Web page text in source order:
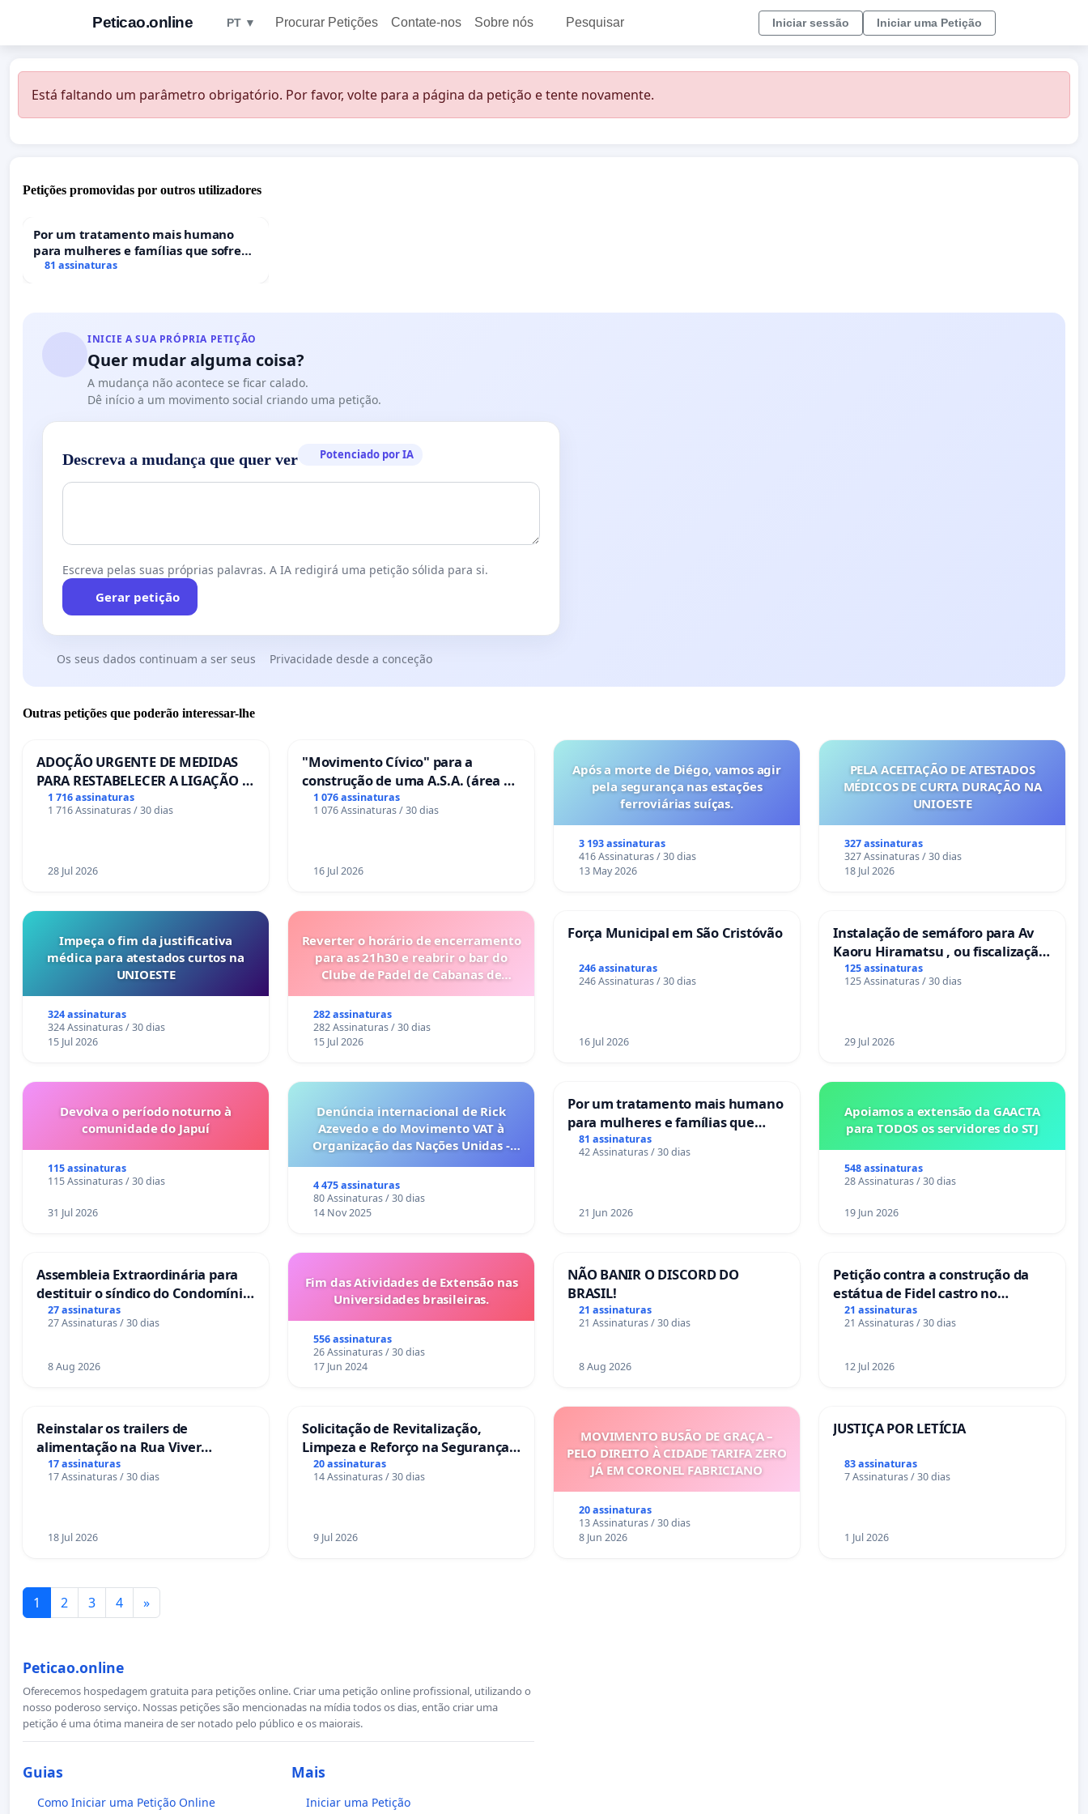
Peticao.online PT ▼ Procurar Petições Contate-nos Sobre nós Pesquisar Iniciar sessão Iniciar uma Petição
Está faltando um parâmetro obrigatório. Por favor, volte para a página da petição e tente novamente.
Petições promovidas por outros utilizadores
Por um tratamento mais humano
para mulheres e famílias que sofrem
uma perda gestacional nos hospitais
81 assinaturas
INICIE A SUA PRÓPRIA PETIÇÃO
Quer mudar alguma coisa?
A mudança não acontece se ficar calado.
Dê início a um movimento social criando uma petição.
Descreva a mudança que quer ver Potenciado por IA
Escreva pelas suas próprias palavras. A IA redigirá uma petição sólida para si.
Gerar petição
Os seus dados continuam a ser seus Privacidade desde a conceção
Outras petições que poderão interessar-lhe
ADOÇÃO URGENTE DE MEDIDAS
PARA RESTABELECER A LIGAÇÃO -
PONTE RS-129
1 716 assinaturas
1 716 Assinaturas / 30 dias
28 Jul 2026
"Movimento Cívico" para a
construção de uma A.S.A. (área de
serviços para autocaravanas) em
Coimbra
1 076 assinaturas
1 076 Assinaturas / 30 dias
16 Jul 2026
Após a morte de Diégo, vamos agir
pela segurança nas estações
ferroviárias suíças.
3 193 assinaturas
416 Assinaturas / 30 dias
13 May 2026
PELA ACEITAÇÃO DE ATESTADOS
MÉDICOS DE CURTA DURAÇÃO NA
UNIOESTE
327 assinaturas
327 Assinaturas / 30 dias
18 Jul 2026
Impeça o fim da justificativa
médica para atestados curtos na
UNIOESTE
324 assinaturas
324 Assinaturas / 30 dias
15 Jul 2026
Reverter o horário de encerramento
para as 21h30 e reabrir o bar do
Clube de Padel de Cabanas de
282 assinaturas
282 Assinaturas / 30 dias
15 Jul 2026
Força Municipal em São Cristóvão
246 assinaturas
246 Assinaturas / 30 dias
16 Jul 2026
Instalação de semáforo para Av
Kaoru Hiramatsu , ou fiscalização
Eletrônica
125 assinaturas
125 Assinaturas / 30 dias
29 Jul 2026
Devolva o período noturno à
comunidade do Japuí
115 assinaturas
115 Assinaturas / 30 dias
31 Jul 2026
Denúncia internacional de Rick
Azevedo e do Movimento VAT à
Organização das Nações Unidas -
6x1 enquanto o lobby empresarial
compra a omissão do Congresso.
4 475 assinaturas
80 Assinaturas / 30 dias
14 Nov 2025
Por um tratamento mais humano
para mulheres e famílias que
sofrem uma perda gestacional
nos hospitais portugueses
81 assinaturas
42 Assinaturas / 30 dias
21 Jun 2026
Apoiamos a extensão da GAACTA
para TODOS os servidores do STJ
548 assinaturas
28 Assinaturas / 30 dias
19 Jun 2026
Assembleia Extraordinária para
destituir o síndico do Condomínio
Residencial Porto Bello - La Casa
27 assinaturas
27 Assinaturas / 30 dias
8 Aug 2026
Fim das Atividades de Extensão nas
Universidades brasileiras.
556 assinaturas
26 Assinaturas / 30 dias
17 Jun 2024
NÃO BANIR O DISCORD DO
BRASIL!
21 assinaturas
21 Assinaturas / 30 dias
8 Aug 2026
Petição contra a construção da
estátua de Fidel castro no
mirante do Caju
21 assinaturas
21 Assinaturas / 30 dias
12 Jul 2026
Reinstalar os trailers de
alimentação na Rua Viver
Salvador
17 assinaturas
17 Assinaturas / 30 dias
18 Jul 2026
Solicitação de Revitalização,
Limpeza e Reforço na Segurança
das Praças da Rua Cachoeira das
Sete Ilhas
20 assinaturas
14 Assinaturas / 30 dias
9 Jul 2026
MOVIMENTO BUSÃO DE GRAÇA –
PELO DIREITO À CIDADE TARIFA ZERO
JÁ EM CORONEL FABRICIANO
20 assinaturas
13 Assinaturas / 30 dias
8 Jun 2026
JUSTIÇA POR LETÍCIA
83 assinaturas
7 Assinaturas / 30 dias
1 Jul 2026
1 2 3 4 »
Peticao.online
Oferecemos hospedagem gratuita para petições online. Criar uma petição online profissional, utilizando o
nosso poderoso serviço. Nossas petições são mencionadas na mídia todos os dias, então criar uma
petição é uma ótima maneira de ser notado pelo público e os maiorais.
Guias
Como Iniciar uma Petição Online
Mais
Iniciar uma Petição